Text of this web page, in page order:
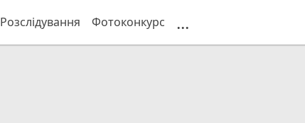
Розслідування Фотоконкурс ...